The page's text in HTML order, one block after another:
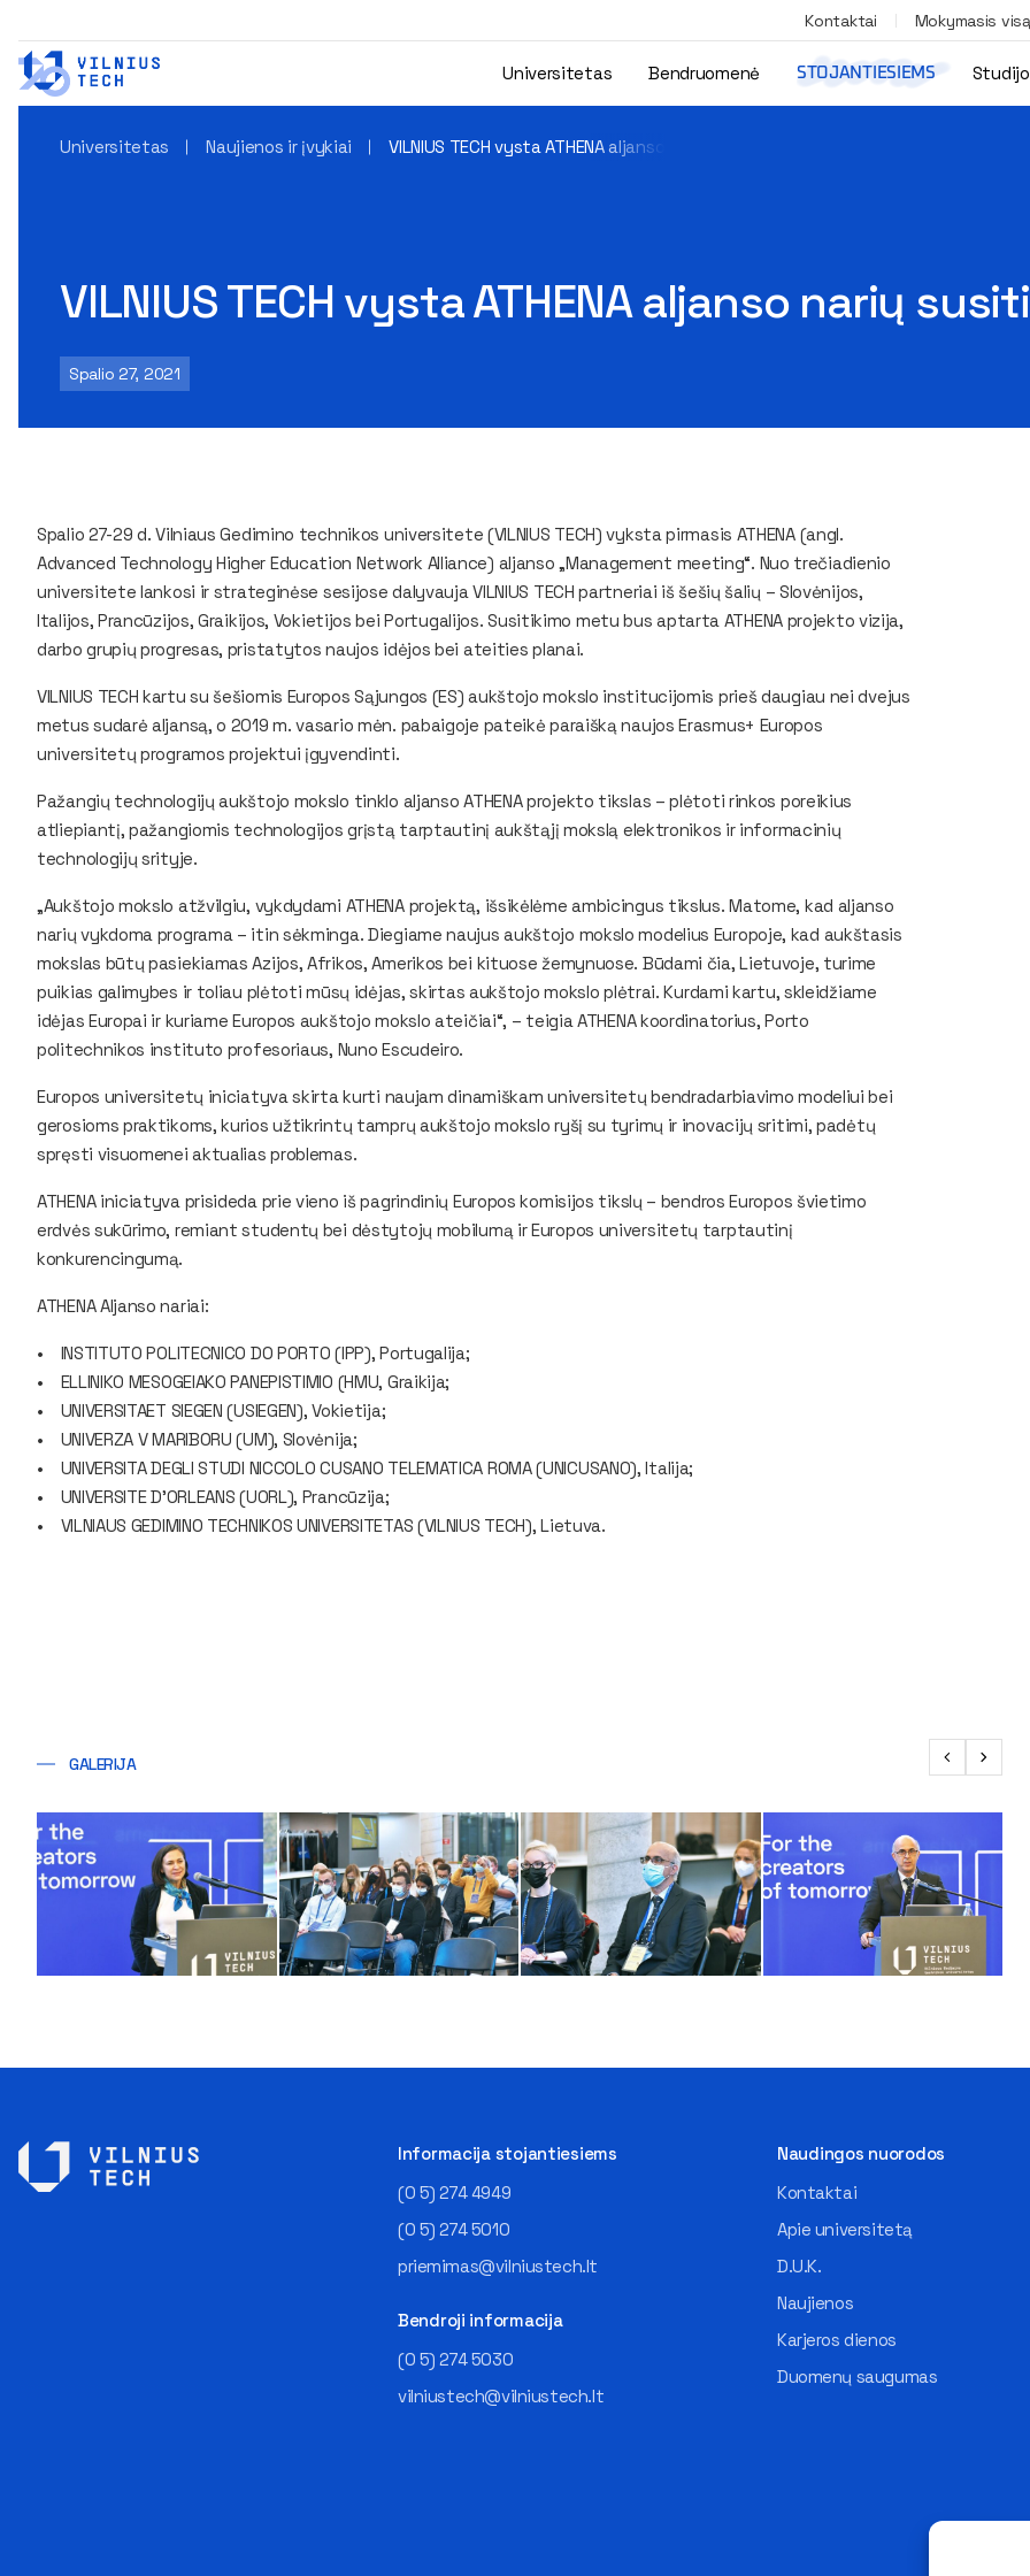
Kontaktai Mokymasis
Universitetas Bendruomenė STOJANTIESIEMS
Universitetas Naujienos ir įvykiai VILNIUS TECH vysta ATHENA aljanso narių susitikimas
VILNIUS TECH vysta ATHENA aljanso narių
Spalio 27, 2021
Spalio 27-29 d. Vilniaus Gedimino technikos universitete (VILNIUS TECH) vyksta pirmasis ATHENA (angl.
Advanced Technology Higher Education Network Alliance) aljanso „Management meeting“. Nuo trečiadienio
universitete lankosi ir strateginėse sesijose dalyvauja VILNIUS TECH partneriai iš šešių šalių – Slovėnijos,
Italijos, Prancūzijos, Graikijos, Vokietijos bei Portugalijos. Susitikimo metu bus aptarta ATHENA projekto vizija,
darbo grupių progresas, pristatytos naujos idėjos bei ateities planai.
VILNIUS TECH kartu su šešiomis Europos Sąjungos (ES) aukštojo mokslo institucijomis prieš daugiau nei dvejus
metus sudarė aljansą, o 2019 m. vasario mėn. pabaigoje pateikė paraišką naujos Erasmus+ Europos
universitetų programos projektui įgyvendinti.
Pažangių technologijų aukštojo mokslo tinklo aljanso ATHENA projekto tikslas – plėtoti rinkos poreikius
atliepiantį, pažangiomis technologijos grįstą tarptautinį aukštąjį mokslą elektronikos ir informacinių
technologijų srityje.
„Aukštojo mokslo atžvilgiu, vykdydami ATHENA projektą, išsikėlėme ambicingus tikslus. Matome, kad aljanso
narių vykdoma programa – itin sėkminga. Diegiame naujus aukštojo mokslo modelius Europoje, kad aukštasis
mokslas būtų pasiekiamas Azijos, Afrikos, Amerikos bei kituose žemynuose. Būdami čia, Lietuvoje, turime
puikias galimybes ir toliau plėtoti mūsų idėjas, skirtas aukštojo mokslo plėtrai. Kurdami kartu, skleidžiame
idėjas Europai ir kuriame Europos aukštojo mokslo ateičiai“, – teigia ATHENA koordinatorius, Porto
politechnikos instituto profesoriaus, Nuno Escudeiro.
Europos universitetų iniciatyva skirta kurti naujam dinamiškam universitetų bendradarbiavimo modeliui bei
gerosioms praktikoms, kurios užtikrintų tamprų aukštojo mokslo ryšį su tyrimų ir inovacijų sritimi, padėtų
spręsti visuomenei aktualias problemas.
ATHENA iniciatyva prisideda prie vieno iš pagrindinių Europos komisijos tikslų – bendros Europos švietimo
erdvės sukūrimo, remiant studentų bei dėstytojų mobilumą ir Europos universitetų tarptautinį
konkurencingumą.
ATHENA Aljanso nariai:
• INSTITUTO POLITECNICO DO PORTO (IPP), Portugalija;
• ELLINIKO MESOGEIAKO PANEPISTIMIO (HMU, Graikija;
• UNIVERSITAET SIEGEN (USIEGEN), Vokietija;
• UNIVERZA V MARIBORU (UM), Slovėnija;
• UNIVERSITA DEGLI STUDI NICCOLO CUSANO TELEMATICA ROMA (UNICUSANO), Italija;
• UNIVERSITE D'ORLEANS (UORL), Prancūzija;
• VILNIAUS GEDIMINO TECHNIKOS UNIVERSITETAS (VILNIUS TECH), Lietuva.
GALERIJA
Informacija stojantiesiems
(0 5) 274 4949
(0 5) 274 5010
priemimas@vilniustech.lt
Bendroji informacija
(0 5) 274 5030
vilniustech@vilniustech.lt
Naudingos nuorodos
Kontaktai
Apie universitetą
D.U.K.
Naujienos
Karjeros dienos
Duomenų saugumas